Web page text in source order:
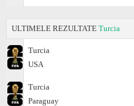
ULTIMELE REZULTATE Turcia
Turcia
USA
Turcia
Paraguay